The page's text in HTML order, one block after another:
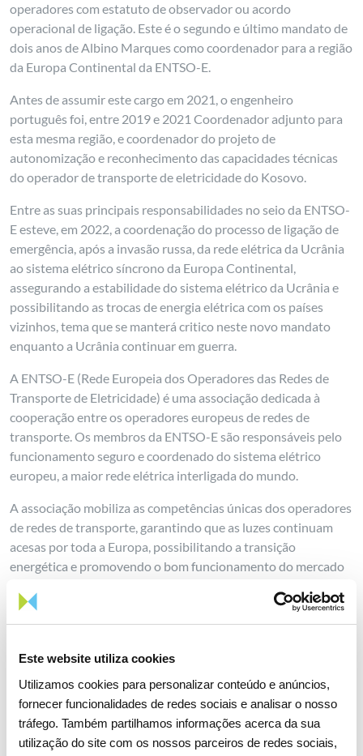
Este website utiliza cookies
Utilizamos cookies para personalizar conteúdo e anúncios,
fornecer funcionalidades de redes sociais e analisar o nosso
tráfego. Também partilhamos informações acerca da sua
utilização do site com os nossos parceiros de redes sociais,
operadores com estatuto de observador ou acordo
operacional de ligação. Este é o segundo e último mandato de
dois anos de Albino Marques como coordenador para a região
da Europa Continental da ENTSO-E.
Antes de assumir este cargo em 2021, o engenheiro
português foi, entre 2019 e 2021 Coordenador adjunto para
esta mesma região, e coordenador do projeto de
autonomização e reconhecimento das capacidades técnicas
do operador de transporte de eletricidade do Kosovo.
Entre as suas principais responsabilidades no seio da ENTSO-
E esteve, em 2022, a coordenação do processo de ligação de
emergência, após a invasão russa, da rede elétrica da Ucrânia
ao sistema elétrico síncrono da Europa Continental,
assegurando a estabilidade do sistema elétrico da Ucrânia e
possibilitando as trocas de energia elétrica com os países
vizinhos, tema que se manterá critico neste novo mandato
enquanto a Ucrânia continuar em guerra.
A ENTSO-E (Rede Europeia dos Operadores das Redes de
Transporte de Eletricidade) é uma associação dedicada à
cooperação entre os operadores europeus de redes de
transporte. Os membros da ENTSO-E são responsáveis pelo
funcionamento seguro e coordenado do sistema elétrico
europeu, a maior rede elétrica interligada do mundo.
A associação mobiliza as competências únicas dos operadores
de redes de transporte, garantindo que as luzes continuam
acesas por toda a Europa, possibilitando a transição
energética e promovendo o bom funcionamento do mercado
cumprimento dos mandatos conferidos à ENTSO-E com base
na legislação da UE.
Partilhar notícia